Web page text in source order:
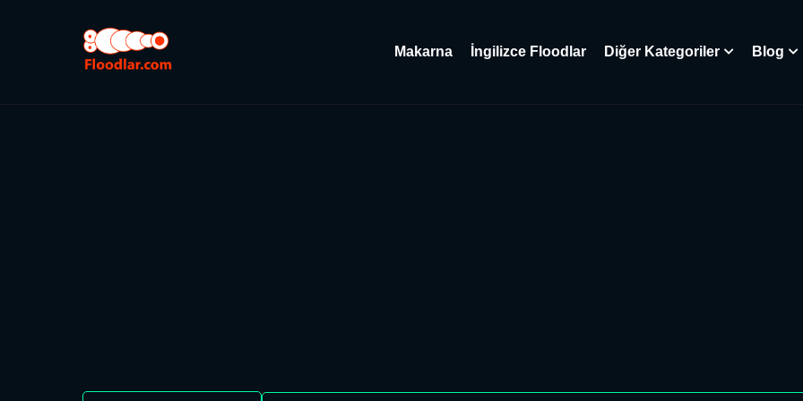
Makarna İngilizce Floodlar Diğer Kategoriler Blog